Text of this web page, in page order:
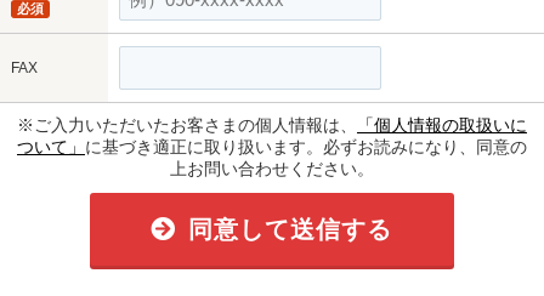
必須
FAX
※ご入力いただいたお客さまの個人情報は、
「個人情報の取扱いに
ついて」 に基づき適正に取り扱います。必ずお読みになり、同意の
上お問い合わせください。
同意して送信する